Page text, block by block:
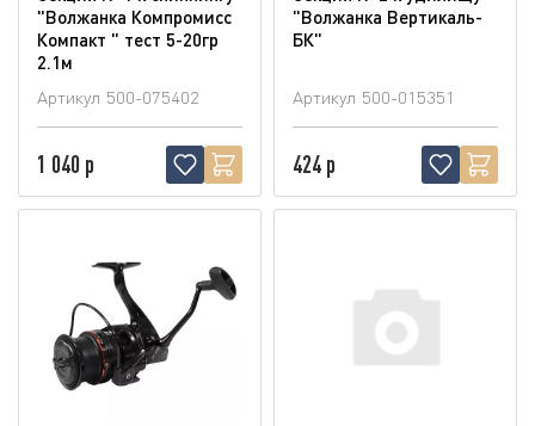
"Волжанка Компромисс
Компакт " тест 5-20гр
2.1м
Артикул 500-075402
1 040 р
"Волжанка Вертикаль-
БК"
Артикул 500-015351
424 р